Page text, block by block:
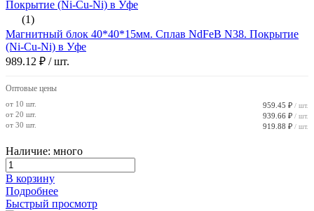
(1)
Магнитный блок 40*40*15мм. Сплав NdFeB N38. Покрытие
(Ni-Cu-Ni) в Уфе
989.12 ₽ / шт.
Оптовые цены
от 10 шт. 959.45 ₽ / шт.
от 20 шт. 939.66 ₽ / шт.
от 30 шт. 919.88 ₽ / шт.
Наличие: много
В корзину
Подробнее
Быстрый просмотр